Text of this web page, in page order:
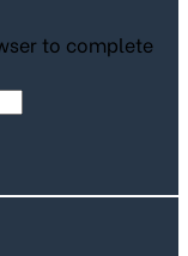
to complete